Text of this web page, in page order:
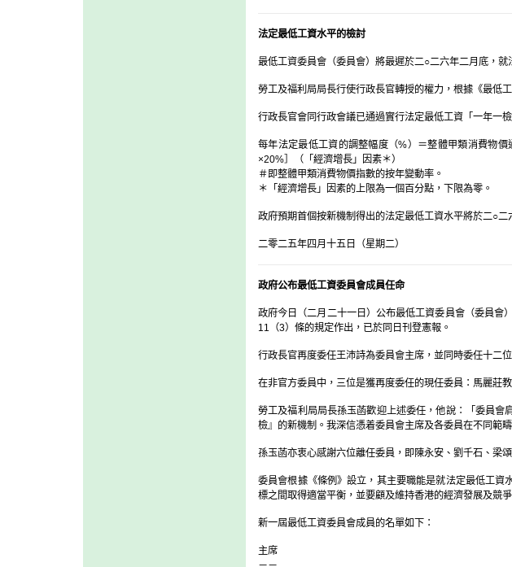
法定最低工資水平的檢討
最低工資委員會（委員會）將最遲於二○二六年二月底，
勞工及福利局局長行使行政長官轉授的權力，根據《最低
行政長官會同行政會議已通過實行法定最低工資「一年一
每年法定最低工資的調整幅度（%）＝整體甲類消費物
×20%］（「經濟增長」因素＊）
＃即整體甲類消費物價指數的按年變動率。
＊「經濟增長」因素的上限為一個百分點，下限為零。
政府預期首個按新機制得出的法定最低工資水平將於二○
二零二五年四月十五日（星期二）
政府公布最低工資委員會成員任命
政府今日（二月二十一日）公布最低工資委員會（委員會
11（3）條的規定作出，已於同日刊登憲報。
行政長官再度委任王沛詩為委員會主席，並同時委任十二
在非官方委員中，三位是獲再度委任的現任委員：馬麗莊
勞工及福利局局長孫玉菡歡迎上述委任，他說：「委員
檢』的新機制。我深信憑着委員會主席及各委員在不同範
孫玉菡亦衷心感謝六位離任委員，即陳永安、劉千石、梁
委員會根據《條例》設立，其主要職能是就法定最低工
標之間取得適當平衡，並要顧及維持香港的經濟發展及競爭
新一屆最低工資委員會成員的名單如下：
主席